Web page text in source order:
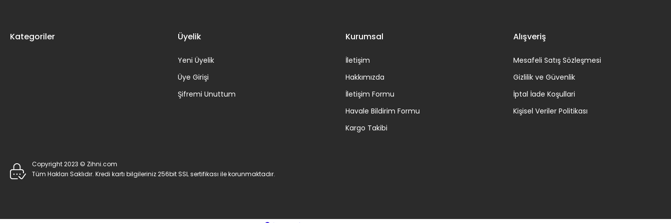
Kategoriler Üyelik
Yeni Üyelik
Üye Girişi
Şifremi Unuttum
Kurumsal
İletişim
Hakkımızda
İletişim Formu
Havale Bildirim Formu
Kargo Takibi
Alışveriş
Mesafeli Satış Sözleşmesi
Gizlilik ve Güvenlik
İptal İade Koşullari
Kişisel Veriler Politikası
Copyright 2023 © Zihni.com
Tüm Hakları Saklıdır. Kredi kartı bilgileriniz 256bit SSL sertifikası ile korunmaktadır.